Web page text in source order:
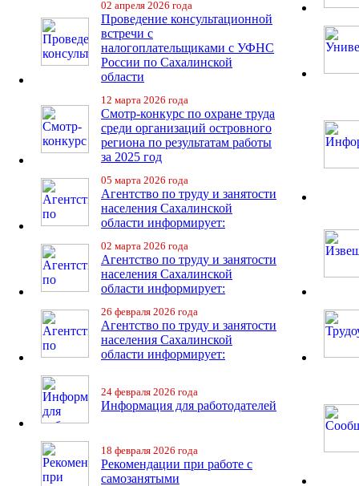
02 апреля 2026 года
Проведение консультационной
встречи с
налогоплательщиками с УФНС
России по Сахалинской
области
12 марта 2026 года
Смотр-конкурс по охране труда
среди организаций островного
региона по результатам работы
за 2025 год
05 марта 2026 года
Агентство по труду и занятости
населения Сахалинской
области информирует:
02 марта 2026 года
Агентство по труду и занятости
населения Сахалинской
области информирует:
26 февраля 2026 года
Агентство по труду и занятости
населения Сахалинской
области информирует:
24 февраля 2026 года
Информация для работодателей
18 февраля 2026 года
Рекомендации при работе с
самозанятыми